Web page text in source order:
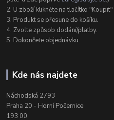
2. U zboží klikněte na tlačítko "Koupit"
3. Produkt se přesune do košíku.
4. Zvolte způsob dodání/platby.
5. Dokončete objednávku.
Kde nás najdete
Náchodská 2793
Praha 20 - Horní Počernice
193 00